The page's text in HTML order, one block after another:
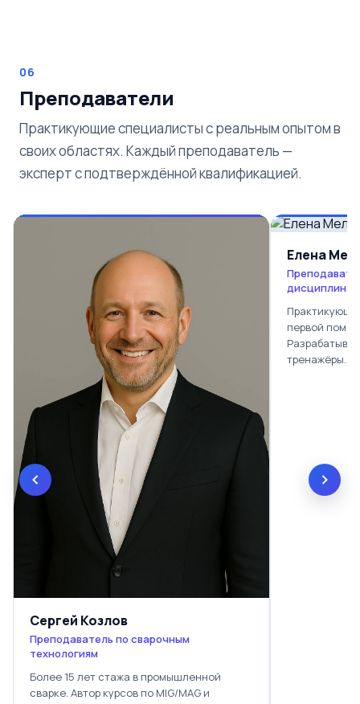
06
Преподаватели
Практикующие специалисты с реальным опытом в
своих областях. Каждый преподаватель —
эксперт с подтверждённой квалификацией.
Сергей Козлов
Преподаватель по сварочным
технологиям
Более 15 лет стажа в промышленной
сварке. Автор курсов по MIG/MAG и
Елена
дисциплинам
первой
тренажёры.